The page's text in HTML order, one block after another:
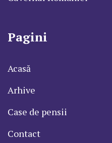
Pagini
Acasă
Arhive
Case de pensii
Contact